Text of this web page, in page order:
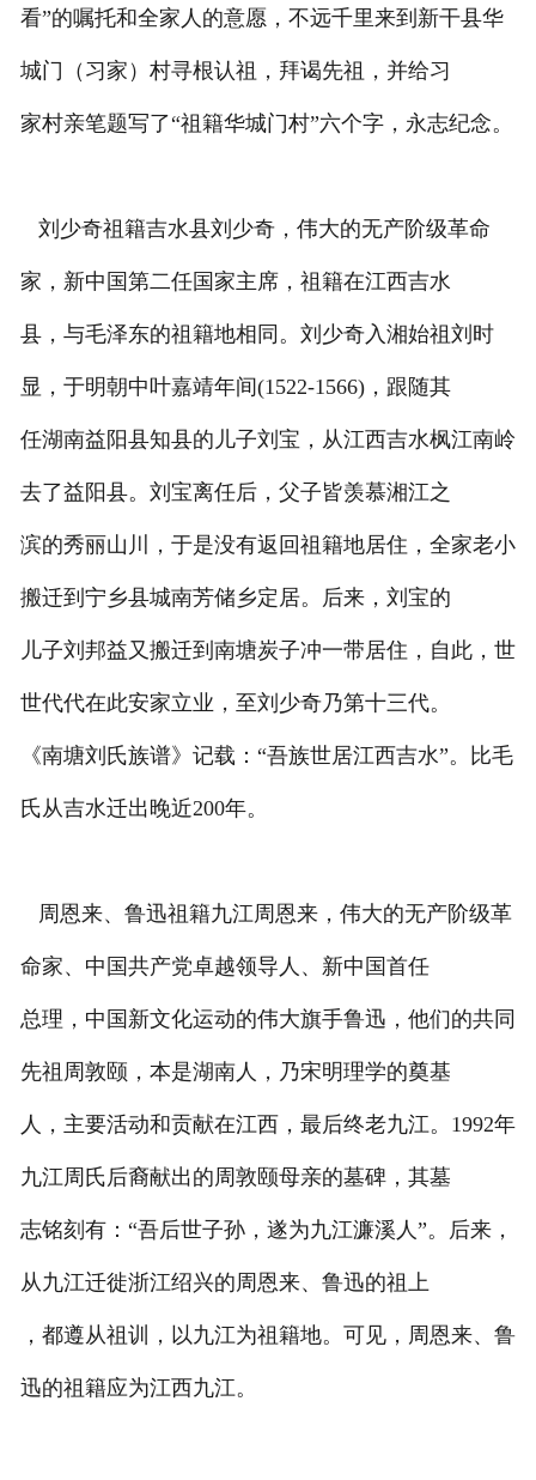
看”的嘱托和全家人的意愿，不远千里来到新干县华
城门（习家）村寻根认祖，拜谒先祖，并给习
家村亲笔题写了“祖籍华城门村”六个字，永志纪念。
刘少奇祖籍吉水县刘少奇，伟大的无产阶级革命
家，新中国第二任国家主席，祖籍在江西吉水
县，与毛泽东的祖籍地相同。刘少奇入湘始祖刘时
显，于明朝中叶嘉靖年间(1522-1566)，跟随其
任湖南益阳县知县的儿子刘宝，从江西吉水枫江南岭
去了益阳县。刘宝离任后，父子皆羡慕湘江之
滨的秀丽山川，于是没有返回祖籍地居住，全家老小
搬迁到宁乡县城南芳储乡定居。后来，刘宝的
儿子刘邦益又搬迁到南塘炭子冲一带居住，自此，世
世代代在此安家立业，至刘少奇乃第十三代。
《南塘刘氏族谱》记载：“吾族世居江西吉水”。比毛
氏从吉水迁出晚近200年。
周恩来、鲁迅祖籍九江周恩来，伟大的无产阶级革
命家、中国共产党卓越领导人、新中国首任
总理，中国新文化运动的伟大旗手鲁迅，他们的共同
先祖周敦颐，本是湖南人，乃宋明理学的奠基
人，主要活动和贡献在江西，最后终老九江。1992年
九江周氏后裔献出的周敦颐母亲的墓碑，其墓
志铭刻有：“吾后世子孙，遂为九江濂溪人”。后来，
从九江迁徙浙江绍兴的周恩来、鲁迅的祖上
，都遵从祖训，以九江为祖籍地。可见，周恩来、鲁
迅的祖籍应为江西九江。